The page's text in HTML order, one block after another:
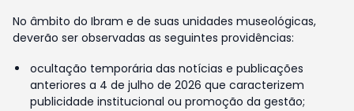
No âmbito do Ibram e de suas unidades museológicas,
deverão ser observadas as seguintes providências:
ocultação temporária das notícias e publicações
anteriores a 4 de julho de 2026 que caracterizem
publicidade institucional ou promoção da gestão;